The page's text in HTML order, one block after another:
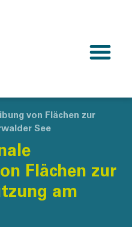
von Flächen zur
See
Flächen zur
am